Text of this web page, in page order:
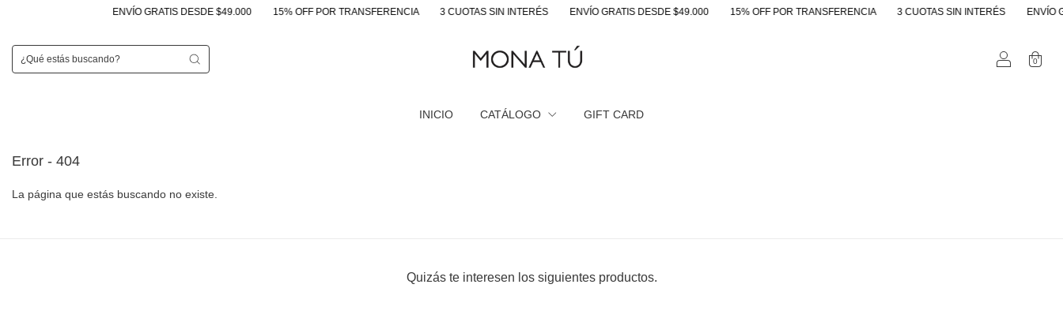
ENVÍO GRATIS DESDE $49.000 15% OFF POR TRANSFERENCIA 3 CUOTAS SIN INTERÉS ENVÍO GRATIS DESDE $49.000 15% OFF POR TRANSFERENCIA 3 CUOTAS SIN INTERÉS ENVÍO
0
INICIO CATÁLOGO GIFT CARD
Error - 404
La página que estás buscando no existe.
Quizás te interesen los siguientes productos.